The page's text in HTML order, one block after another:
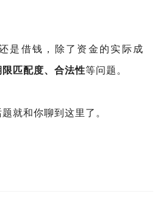
是借钱，除了资金的实际成
限匹配度、合法性等问题。
就和你聊到这里了。